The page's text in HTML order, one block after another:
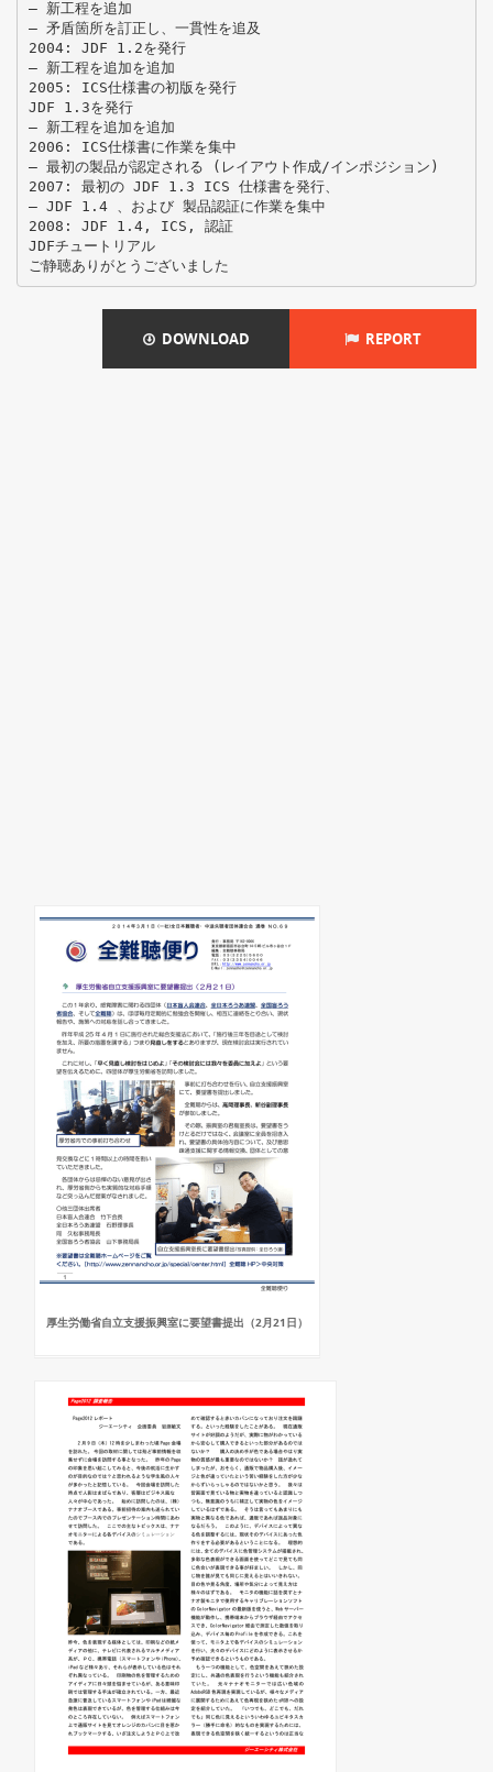
– 新工程を追加
– 矛盾箇所を訂正し、一貫性を追及
2004: JDF 1.2を発行
– 新工程を追加を追加
2005: ICS仕様書の初版を発行
JDF 1.3を発行
– 新工程を追加を追加
2006: ICS仕様書に作業を集中
– 最初の製品が認定される (レイアウト作成/インポジション)
2007: 最初の JDF 1.3 ICS 仕様書を発行、
– JDF 1.4 、および 製品認証に作業を集中
2008: JDF 1.4, ICS, 認証
JDFチュートリアル
DOWNLOAD REPORT
厚生労働省自立支援振興室に要望書提出（2月21日）